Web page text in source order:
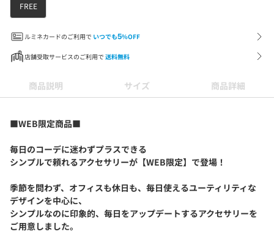
FREE
ルミネカードのご利用で いつでも5%OFF
店舗受取サービスのご利用で 送料無料
商品説明 サイズ 商品詳細
■WEB限定商品■
毎日のコーデに迷わずプラスできる
シンプルで頼れるアクセサリーが【WEB限定】で登場！
季節を問わず、オフィスも休日も、毎日使えるユーティリティな
デザインを中心に、
シンプルなのに印象的、毎日をアップデートするアクセサリーを
ご用意しました。